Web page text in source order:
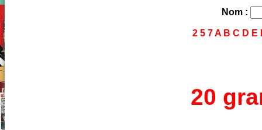
Nom :
2 5 7A B C D E
20